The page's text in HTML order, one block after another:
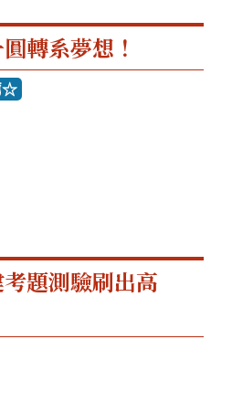
轉系夢想！
☆
題測驗刷出高